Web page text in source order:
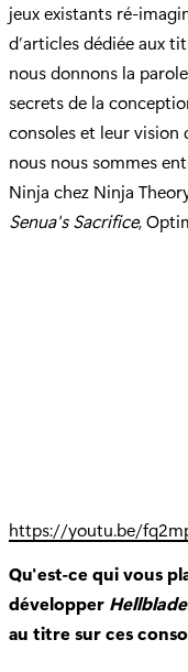
jeux existants ré-
d’articles dédiée aux
nous donnons la
secrets de la
consoles et leur vision
nous nous sommes
Ninja chez Ninja
Senua's Sacrifice,
https://youtu.be/
Qu'est-ce qui vous
développer
au titre sur ces